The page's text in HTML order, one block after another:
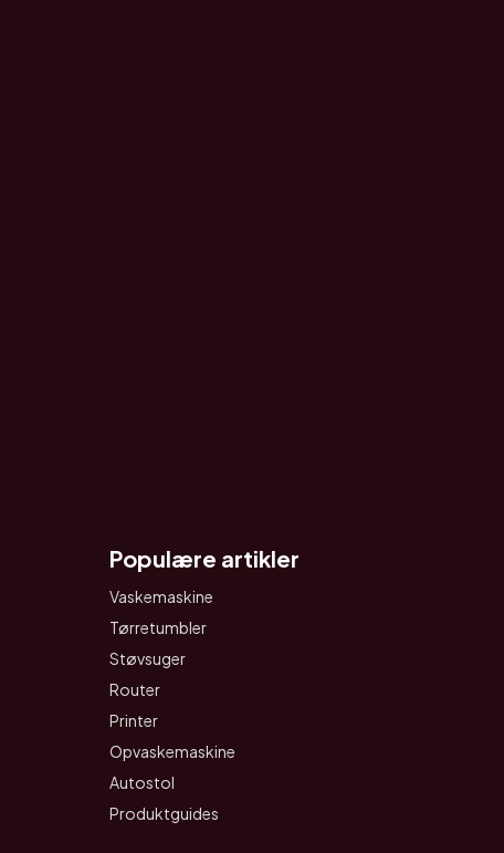
Populære artikler
Vaskemaskine
Tørretumbler
Støvsuger
Router
Printer
Opvaskemaskine
Autostol
Produktguides